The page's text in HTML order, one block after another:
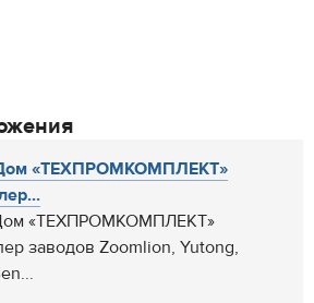
«ТЕХПРОМКОМПЛЕКТ»
«ТЕХПРОМКОМПЛЕКТ»
заводов Zoomlion, Yutong,